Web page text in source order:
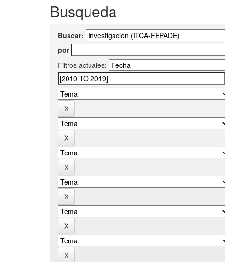
Busqueda
Buscar:
por
Filtros actuales: